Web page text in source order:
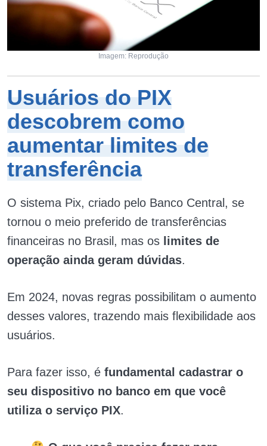
Imagem: Reprodução
Usuários do PIX
descobrem como
aumentar limites de
transferência
O sistema Pix, criado pelo Banco Central, se
tornou o meio preferido de transferências
financeiras no Brasil, mas os limites de
operação ainda geram dúvidas.
Em 2024, novas regras possibilitam o aumento
desses valores, trazendo mais flexibilidade aos
usuários.
Para fazer isso, é fundamental cadastrar o
seu dispositivo no banco em que você
utiliza o serviço PIX.